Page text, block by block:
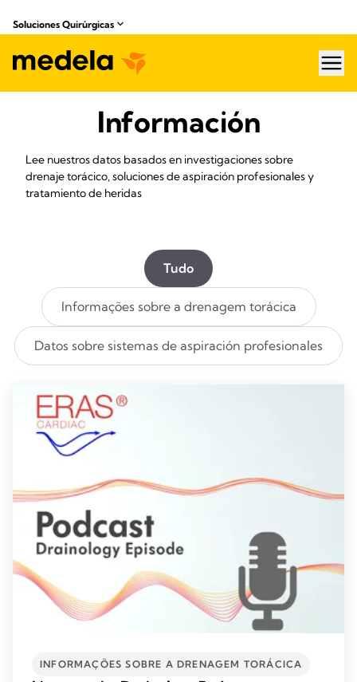
Soluciones Quirúrgicas
Información
Lee nuestros datos basados en investigaciones sobre
drenaje torácico, soluciones de aspiración profesionales y
tratamiento de heridas
Tudo
Informações sobre a drenagem torácica
Datos sobre sistemas de aspiración profesionales
INFORMAÇÕES SOBRE A DRENAGEM TORÁCICA